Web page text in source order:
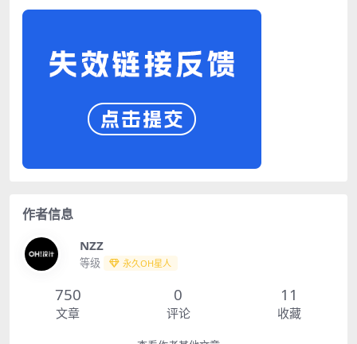
作者信息
NZZ
等级 永久OH星人
750
文章
0
评论
11
收藏